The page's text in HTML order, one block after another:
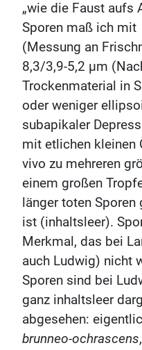
„wie die Faust aufs
Sporen maß ich
(Messung an
8,3/3,9-5,2 µm
Trockenmaterial in
oder weniger
subapikaler
mit etlichen kleinen
vivo zu mehreren
einem großen
länger toten
ist (inhaltsleer).
Merkmal, das bei
auch Ludwig) nicht
Sporen sind bei
ganz inhaltsleer
abgesehen:
brunneo-ochrascens